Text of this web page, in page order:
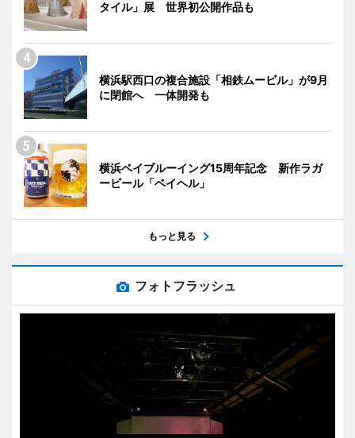
タイル」展 世界初公開作品も
横浜駅西口の複合施設「相鉄ムービル」が9月
に閉館へ 一体開発も
横浜ベイブルーイング15周年記念 新作ラガ
ービール「ベイヘル」
もっと見る
フォトフラッシュ